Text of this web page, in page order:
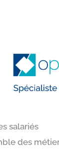
salariés
des